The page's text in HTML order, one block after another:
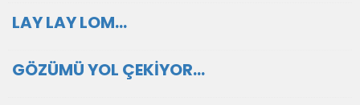
LAY LAY LOM...
GÖZÜMÜ YOL ÇEKİYOR...